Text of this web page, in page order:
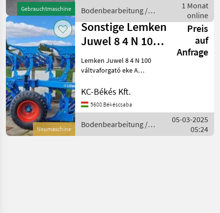
Gebrauchtmaschine
Bodenbearbeitung /
Lemken
1 Monat
online
Neumaschine
Sonstige Lemken
Juwel 8 4 N 100
váltvaforgató
eke
Preis
auf
Anfrage
Lemken Juwel 8 4 N 100
váltvaforgató eke A
váltvaforgató eke most
nél! Ezen kívül a Lemken
KC-Békés Kft.
5600 Békéscsaba
Bodenbearbeitung /
Sonstige
05-03-2025
05:24